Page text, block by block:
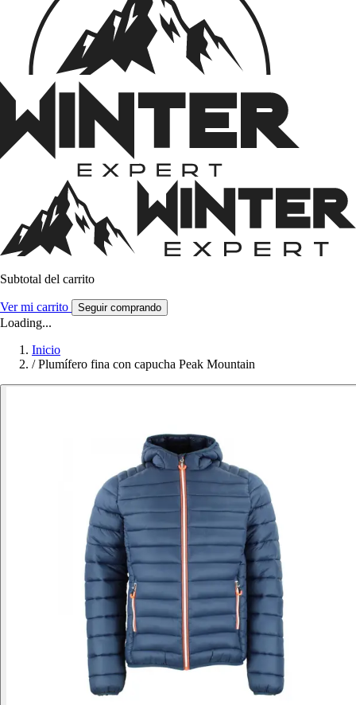
Subtotal del carrito
Ver mi carrito Seguir comprando
Loading...
Inicio
/ Plumífero fina con capucha Peak Mountain